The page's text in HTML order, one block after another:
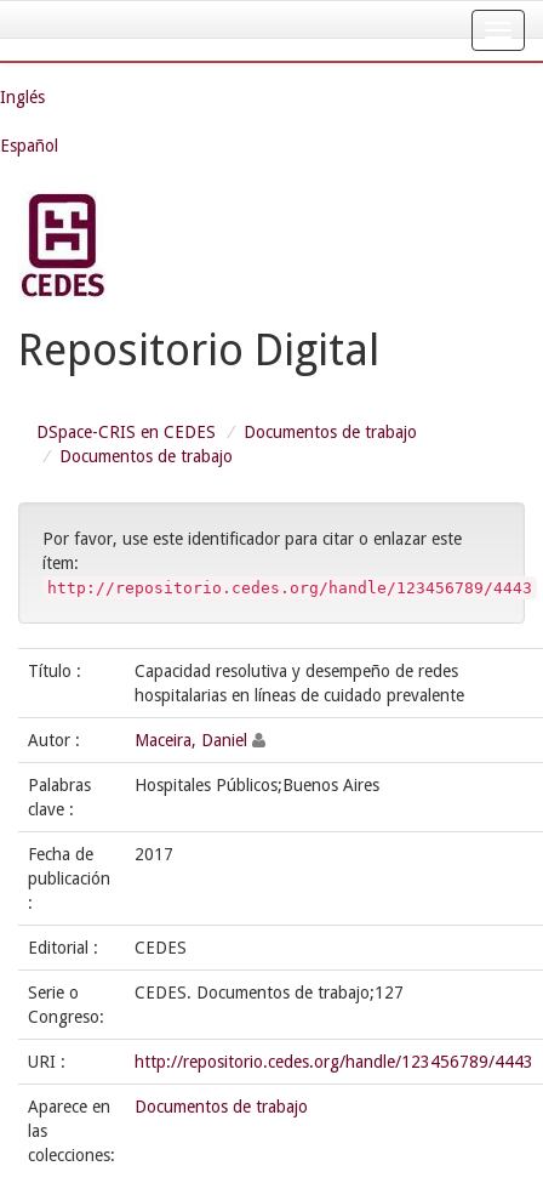
navigation
Inglés
Español
Repositorio Digital
DSpace-CRIS en CEDES
Documentos de trabajo
Documentos de trabajo
Por favor, use este identificador para citar o enlazar este
ítem:
http://repositorio.cedes.org/handle/123456789/4443
Título :
Capacidad resolutiva y desempeño de redes
hospitalarias en líneas de cuidado prevalente
Autor : Maceira, Daniel
Palabras
clave :
Hospitales Públicos;Buenos Aires
Fecha de
publicación
:
2017
Editorial : CEDES
Serie o
Congreso:
CEDES. Documentos de trabajo;127
URI : http://repositorio.cedes.org/handle/123456789/4443
Aparece en
las
colecciones:
Documentos de trabajo